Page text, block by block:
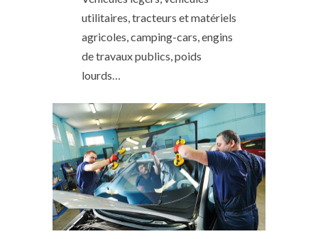
utilitaires, tracteurs et matériels
agricoles, camping-cars, engins
de travaux publics, poids
lourds…